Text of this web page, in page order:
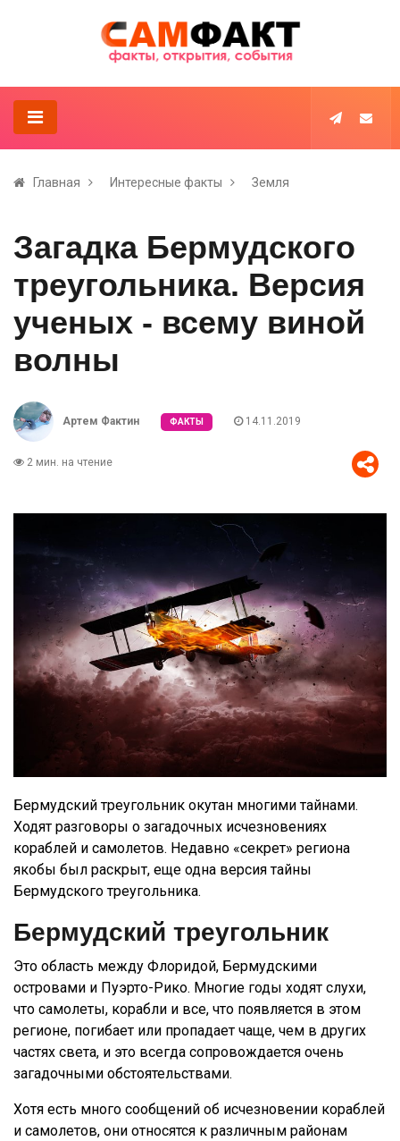
Главная Интересные факты Земля
Загадка Бермудского
треугольника. Версия
ученых - всему виной
волны
Артем Фактин ФАКТЫ 14.11.2019
2 мин. на чтение
Бермудский треугольник окутан многими тайнами.
Ходят разговоры о загадочных исчезновениях
кораблей и самолетов. Недавно «секрет» региона
якобы был раскрыт, еще одна версия тайны
Бермудского треугольника.
Бермудский треугольник
Это область между Флоридой, Бермудскими
островами и Пуэрто-Рико. Многие годы ходят слухи,
что самолеты, корабли и все, что появляется в этом
регионе, погибает или пропадает чаще, чем в других
частях света, и это всегда сопровождается очень
загадочными обстоятельствами.
Хотя есть много сообщений об исчезновении кораблей
и самолетов, они относятся к различным районам